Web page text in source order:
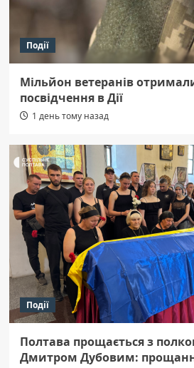
Події
Мільйон ветеранів
посвідчення в Дії
1 день тому назад
Події
Полтава прощається з
Дмитром Дубовим: